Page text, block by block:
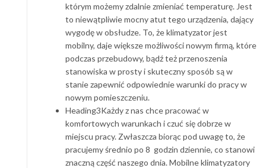
którym możemy zdalnie zmieniać temperaturę. Jest
to niewątpliwie mocny atut tego urządzenia, dający
wygodę w obsłudze. To, że klimatyzator jest
mobilny, daje większe możliwości nowym firmą, które
podczas przebudowy, bądź też przenoszenia
stanowiska w prosty i skuteczny sposób są w
stanie zapewnić odpowiednie warunki do pracy w
nowym pomieszczeniu.
Heading3Każdy z nas chce pracować w
komfortowych warunkach i czuć się dobrze w
miejscu pracy. Zwłaszcza biorąc pod uwagę to, że
pracujemy średnio po 8 godzin dziennie, co stanowi
znaczną część naszego dnia. Mobilne klimatyzatory